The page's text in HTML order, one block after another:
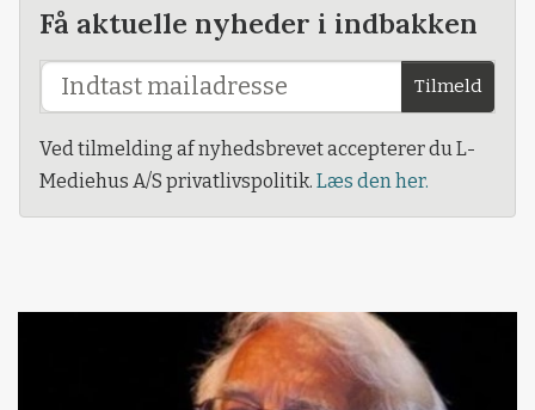
Få aktuelle nyheder i indbakken
Tilmeld
Ved tilmelding af nyhedsbrevet accepterer du L-
Mediehus A/S privatlivspolitik. Læs den her.